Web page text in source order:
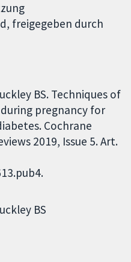
freigegeben durch
BS. Techniques of
pregnancy for
Cochrane
2019, Issue 5. Art.
BS